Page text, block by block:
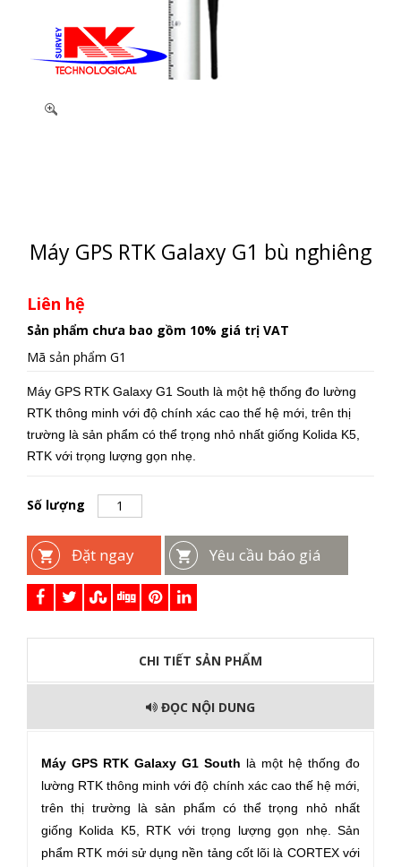
Máy GPS RTK Galaxy G1 bù nghiêng
Liên hệ
Sản phẩm chưa bao gồm 10% giá trị VAT
Mã sản phẩm G1
Máy GPS RTK Galaxy G1 South là một hệ thống đo lường
RTK thông minh với độ chính xác cao thế hệ mới, trên thị
trường là sản phẩm có thể trọng nhỏ nhất giống Kolida K5,
RTK với trọng lượng gọn nhẹ.
Số lượng
Đặt ngay Yêu cầu báo giá
CHI TIẾT SẢN PHẨM
ĐỌC NỘI DUNG
Máy GPS RTK Galaxy G1 South là một hệ thống đo
lường RTK thông minh với độ chính xác cao thế hệ mới,
trên thị trường là sản phẩm có thể trọng nhỏ nhất
giống Kolida K5, RTK với trọng lượng gọn nhẹ. Sản
phẩm RTK mới sử dụng nền tảng cốt lõi là CORTEX với